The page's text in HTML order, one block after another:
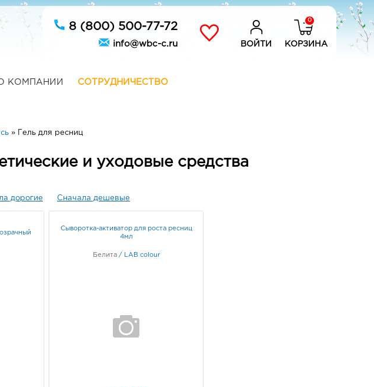
8 (800) 500-77-72
info@wbc-c.ru ВОЙТИ
0
КОРЗИНА
КОМПАНИИ СОТРУДНИЧЕСТВО
» Гель для ресниц
и уходовые средства
дорогие Сначала дешевые
Сыворотка-активатор для роста ресниц
4мл
Белита / LAB colour